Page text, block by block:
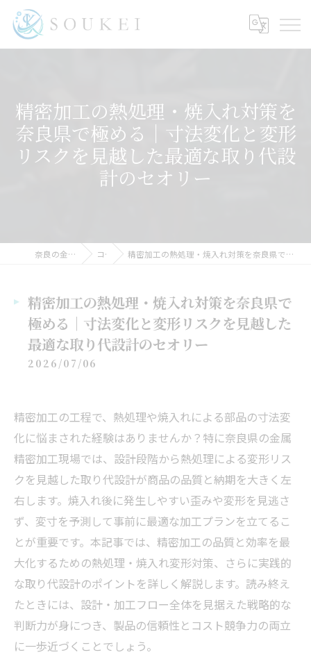
精密加工の熱処理・焼入れ対策を
奈良県で極める｜寸法変化と変形
リスクを見越した最適な取り代設
計のセオリー
奈良の金属加工ならSOUKEI コラム 精密加工の熱処理・焼入れ対策を奈良県で極める｜寸法変化と変形リスクを見越した最適な取り代設計のセオリー
精密加工の熱処理・焼入れ対策を奈良県で
極める｜寸法変化と変形リスクを見越した
最適な取り代設計のセオリー
2026/07/06
精密加工の工程で、熱処理や焼入れによる部品の寸法変
化に悩まされた経験はありませんか？特に奈良県の金属
精密加工現場では、設計段階から熱処理による変形リス
クを見越した取り代設計が商品の品質と納期を大きく左
右します。焼入れ後に発生しやすい歪みや変形を見逃さ
ず、変寸を予測して事前に最適な加工プランを立てるこ
とが重要です。本記事では、精密加工の品質と効率を最
大化するための熱処理・焼入れ変形対策、さらに実践的
な取り代設計のポイントを詳しく解説します。読み終え
たときには、設計・加工フロー全体を見据えた戦略的な
判断力が身につき、製品の信頼性とコスト競争力の両立
に一歩近づくことでしょう。